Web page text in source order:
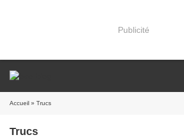
Publicité
Accueil » Trucs
Trucs